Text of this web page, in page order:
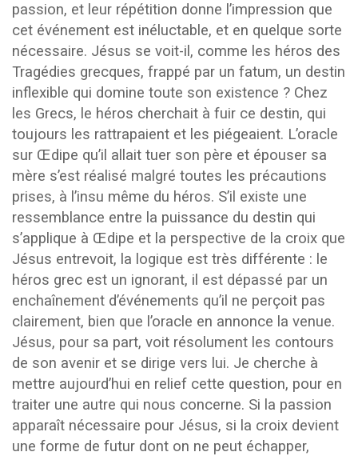
passion, et leur répétition donne l’impression que
cet événement est inéluctable, et en quelque sorte
nécessaire. Jésus se voit-il, comme les héros des
Tragédies grecques, frappé par un fatum, un destin
inflexible qui domine toute son existence ? Chez
les Grecs, le héros cherchait à fuir ce destin, qui
toujours les rattrapaient et les piégeaient. L’oracle
sur Œdipe qu’il allait tuer son père et épouser sa
mère s’est réalisé malgré toutes les précautions
prises, à l’insu même du héros. S’il existe une
ressemblance entre la puissance du destin qui
s’applique à Œdipe et la perspective de la croix que
Jésus entrevoit, la logique est très différente : le
héros grec est un ignorant, il est dépassé par un
enchaînement d’événements qu’il ne perçoit pas
clairement, bien que l’oracle en annonce la venue.
Jésus, pour sa part, voit résolument les contours
de son avenir et se dirige vers lui. Je cherche à
mettre aujourd’hui en relief cette question, pour en
traiter une autre qui nous concerne. Si la passion
apparaît nécessaire pour Jésus, si la croix devient
une forme de futur dont on ne peut échapper,